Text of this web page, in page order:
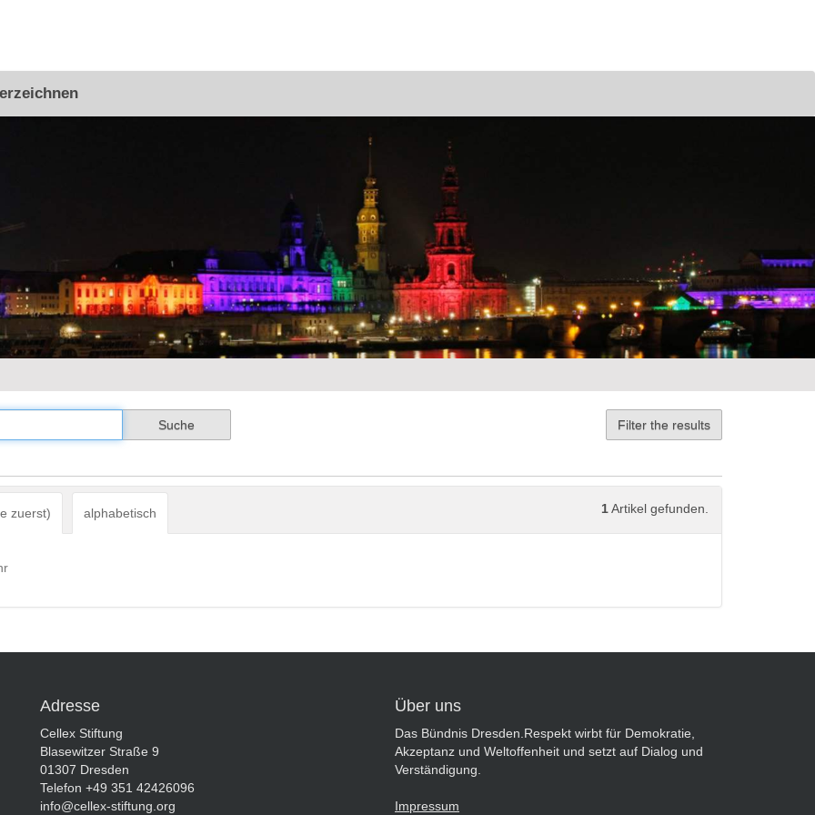
Filter the results
1Artikel gefunden.
zuerst) alphabetisch
Adresse
Cellex Stiftung
Blasewitzer Straße 9
01307 Dresden
Telefon +49 351 42426096
info@cellex-stiftung.org
Über uns
Das Bündnis Dresden.Respekt wirbt für Demokratie,
Akzeptanz und Weltoffenheit und setzt auf Dialog und
Verständigung.
Impressum